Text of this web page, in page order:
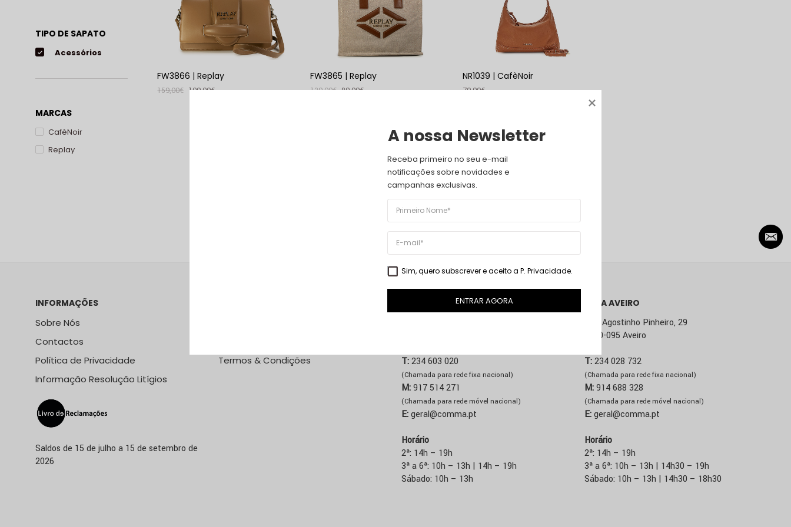
TIPO DE SAPATO
Acessórios
MARCAS
CafèNoir
Replay
FW3866 | Replay
159,00€ 109,00€
FW3865 | Replay
129,00€ 89,00€
NR1039 | CafèNoir
79,90€
INFORMAÇÕES
Sobre Nós
Contactos
Política de Privacidade
Informação Resolução Litígios
Saldos de 15 de julho a 15 de setembro de
2026
Termos & Condições
LOJA ÁGUEDA
T:234 603 020
(Chamada para rede fixa nacional)
M:917 514 271
(Chamada para rede móvel nacional)
E:geral@comma.pt
Horário
2ª: 14h – 19h
3ª a 6ª: 10h – 13h | 14h – 19h
Sábado: 10h – 13h
LOJA AVEIRO
Rua Agostinho Pinheiro, 29
3800-095 Aveiro
T:234 028 732
(Chamada para rede fixa nacional)
M:914 688 328
(Chamada para rede móvel nacional)
E:geral@comma.pt
Horário
2ª: 14h – 19h
3ª a 6ª: 10h – 13h | 14h30 – 19h
Sábado: 10h – 13h | 14h30 – 18h30
A nossa Newsletter
Receba primeiro no seu e-mail
notificações sobre novidades e
campanhas exclusivas.
Sim, quero subscrever e aceito a P. Privacidade.
ENTRAR AGORA